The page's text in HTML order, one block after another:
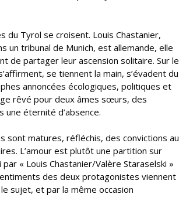
du Tyrol se croisent. Louis Chastanier,
un tribunal de Munich, est allemande, elle
de partager leur ascension solitaire. Sur le
se tiennent la main, s’évadent du
annoncées écologiques, politiques et
rêvé pour deux âmes sœurs, des
éternité d’absence.
sont matures, réfléchis, des convictions au
L’amour est plutôt une partition sur
« Louis Chastanier/Valère Staraselski »
des deux protagonistes viennent
sujet, et par la même occasion